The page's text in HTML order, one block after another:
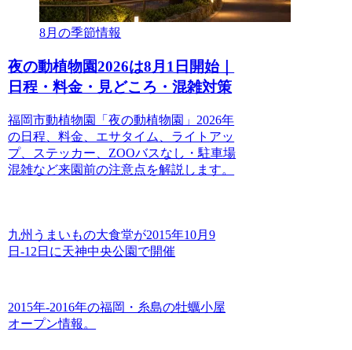
8月の季節情報
夜の動植物園2026は8月1日開始｜
日程・料金・見どころ・混雑対策
福岡市動植物園「夜の動植物園」2026年
の日程、料金、エサタイム、ライトアッ
プ、ステッカー、ZOOバスなし・駐車場
混雑など来園前の注意点を解説します。
九州うまいもの大食堂が2015年10月9
日-12日に天神中央公園で開催
2015年-2016年の福岡・糸島の牡蠣小屋
オープン情報。